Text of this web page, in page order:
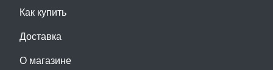
Как купить
Доставка
О магазине